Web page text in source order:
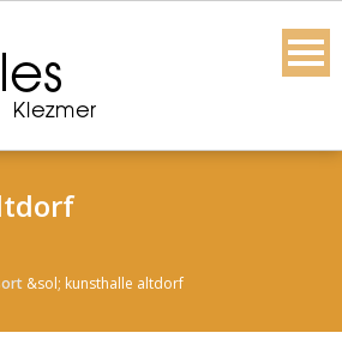
&sol; kunsthalle altdorf